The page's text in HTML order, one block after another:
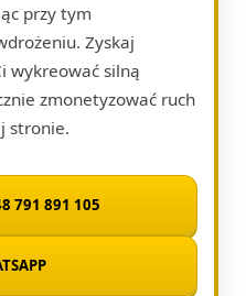
przy tym
Zyskaj
wykreować silną
zmonetyzować ruch
stronie.
791 891 105